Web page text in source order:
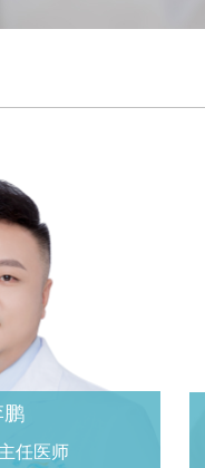
鹏
任医师